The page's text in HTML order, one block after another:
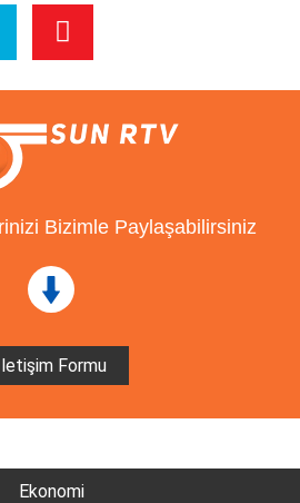
Bizimle Paylaşabilirsiniz
Formu
Ekonomi